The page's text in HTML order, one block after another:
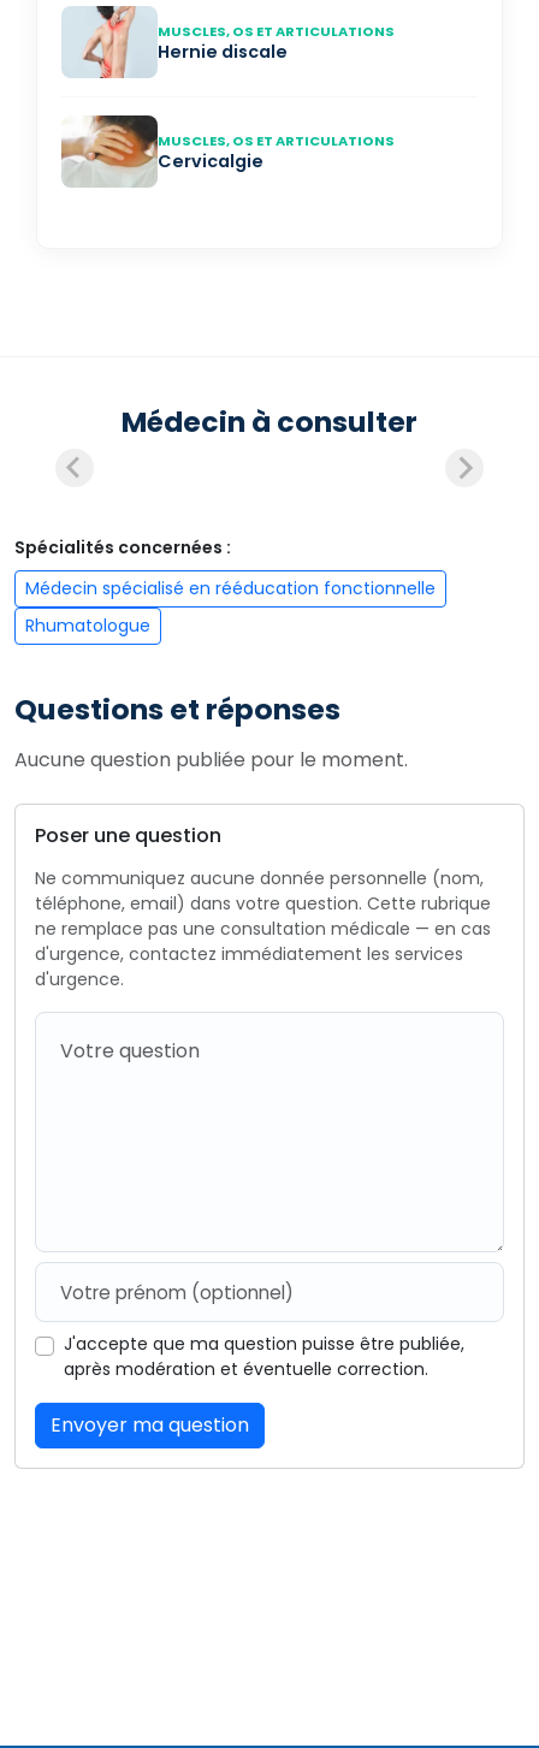
MUSCLES, OS ET ARTICULATIONS
Hernie discale
MUSCLES, OS ET ARTICULATIONS
Cervicalgie
Médecin à consulter
Spécialités concernées :
Médecin spécialisé en rééducation fonctionnelle
Rhumatologue
Questions et réponses
Aucune question publiée pour le moment.
Poser une question
Ne communiquez aucune donnée personnelle (nom,
téléphone, email) dans votre question. Cette rubrique
ne remplace pas une consultation médicale — en cas
d'urgence, contactez immédiatement les services
d'urgence.
J'accepte que ma question puisse être publiée,
après modération et éventuelle correction.
Envoyer ma question